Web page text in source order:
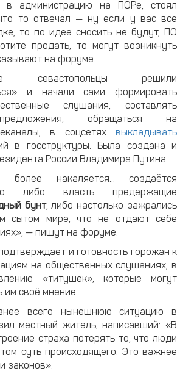
в администрацию на ПОРе, стоял
то отвечал — ну если у вас все
то по идее сносить не будут, ПО
продать, то могут возникнуть
на форуме.
севастопольцы решили
и начали сами формировать
слушания, составлять
обращаться на
в соцсетях выкладывать
в госструктуры. Была создана и
России Владимира Путина.
более накаляется... создаётся
либо власть предержащие
бунт, либо настолько зажрались
сытом мире, что не отдают себе
— пишут на форуме.
и готовность горожан к
на общественных слушаниях, в
«титушек», которые могут
им своё мнение.
всего нынешнюю ситуацию в
местный житель, написавший: «В
страха потерять то, что люди
суть происходящего. Это важнее
законов».